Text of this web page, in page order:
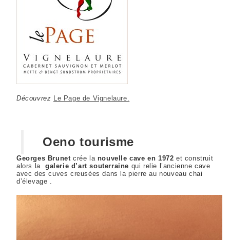
Découvrez Le Page de Vignelaure.
Oeno tourisme
Georges Brunet crée la nouvelle cave en 1972 et construit
alors la galerie d’art souterraine qui relie l’ancienne cave
avec des cuves creusées dans la pierre au nouveau chai
d’élevage .